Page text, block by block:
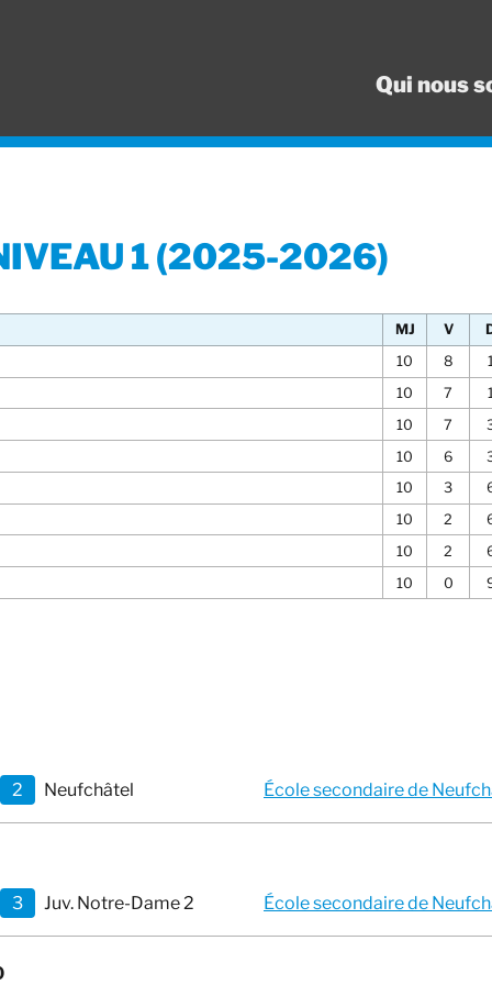
Qui nous
1 (2025-2026)
MJ V
10
8
10
7
10
7
10
6
10
3
10
2
10
2
10
0
2 Neufchâtel École secondaire de
3 Juv. Notre-Dame 2 École secondaire de